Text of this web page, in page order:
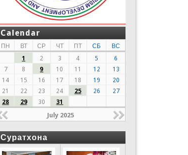
Calendar
ПН ВТ СР ЧТ ПТ СБ
ВС
1
2 3 4 5
6
7
8 9 10 11 12
13
14
15 16 17 18 19
20
21
22 23 24 25 26
27
28
29 30 31
July 2025
Суратхона